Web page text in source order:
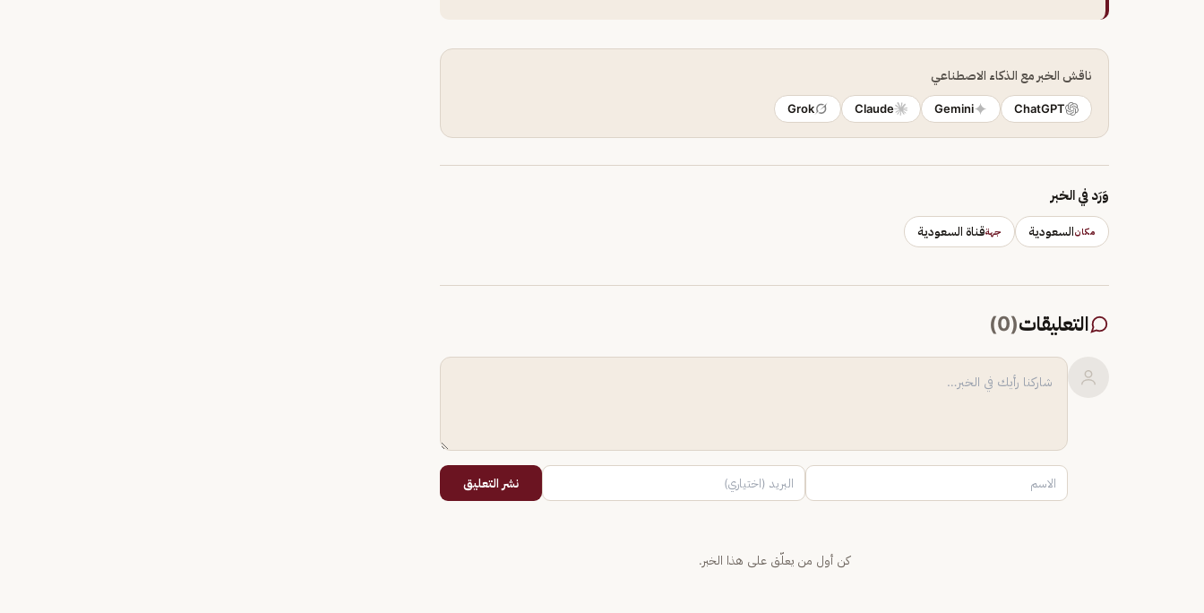
ناقش الخبر مع الذكاء الاصطناعي
ChatGPT
Gemini
Claude
Grok
وَرَد في الخبر
مكانالسعودية جهةقناة السعودية
التعليقات(
0
)
نشر التعليق
كن أول من يعلّق على هذا الخبر.